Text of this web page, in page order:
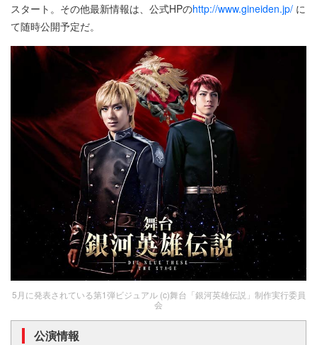
スタート。その他最新情報は、公式HPのhttp://www.gineiden.jp/ に
て随時公開予定だ。
5月に発表されている第1弾ビジュアル (c)舞台「銀河英雄伝説」制作実行委員
会
公演情報